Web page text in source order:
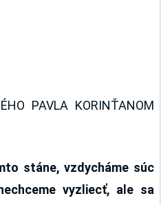
PAVLA KORINŤANOM
stáne, vzdycháme súc
vyzliecť, ale sa